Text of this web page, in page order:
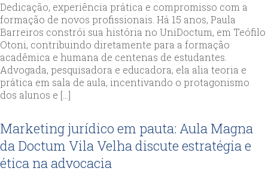
Dedicação, experiência prática e compromisso com a
formação de novos profissionais. Há 15 anos, Paula
Barreiros constrói sua história no UniDoctum, em Teófilo
Otoni, contribuindo diretamente para a formação
acadêmica e humana de centenas de estudantes.
Advogada, pesquisadora e educadora, ela alia teoria e
prática em sala de aula, incentivando o protagonismo
dos alunos e […]
Marketing jurídico em pauta: Aula Magna
da Doctum Vila Velha discute estratégia e
ética na advocacia